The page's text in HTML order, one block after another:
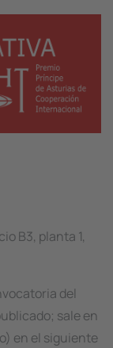
B3, planta 1,
del
sale en
en el siguiente